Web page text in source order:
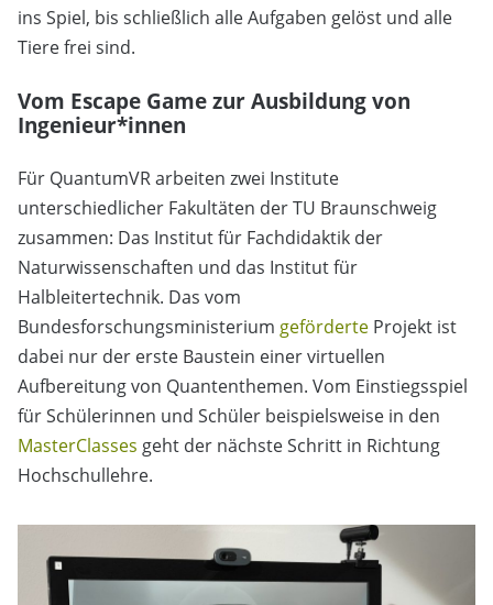
ins Spiel, bis schließlich alle Aufgaben gelöst und alle
Tiere frei sind.
Vom Escape Game zur Ausbildung von
Ingenieur*innen
Für QuantumVR arbeiten zwei Institute
unterschiedlicher Fakultäten der TU Braunschweig
zusammen: Das Institut für Fachdidaktik der
Naturwissenschaften und das Institut für
Halbleitertechnik. Das vom
Bundesforschungsministerium geförderte Projekt ist
dabei nur der erste Baustein einer virtuellen
Aufbereitung von Quantenthemen. Vom Einstiegsspiel
für Schülerinnen und Schüler beispielsweise in den
MasterClasses geht der nächste Schritt in Richtung
Hochschullehre.